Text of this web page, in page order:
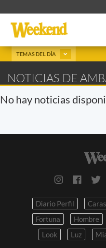
TEMAS DEL DÍA
NOTICIAS DE
No hay noticias
Diario Perfil Caras
Fortuna
Hombre
Look
Luz